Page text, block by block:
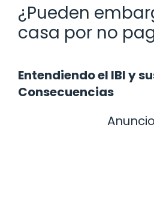
¿Pueden
casa por no
Entendiendo el IBI y
Consecuencias